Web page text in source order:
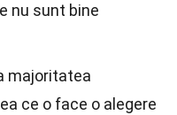
nu sunt bine
majoritatea
ce o face o alegere